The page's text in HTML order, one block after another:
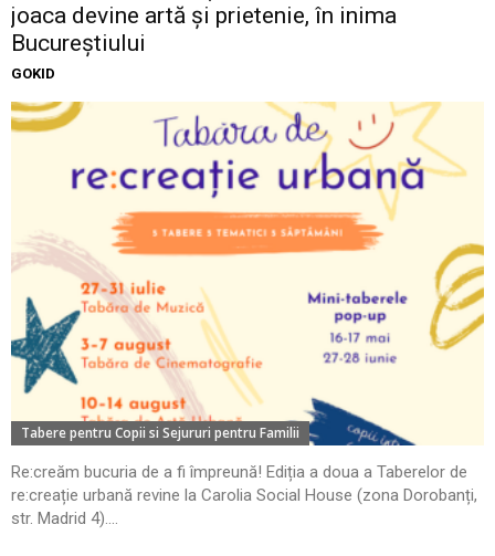
joaca devine artă și prietenie, în inima
Bucureștiului
GOKID
Tabere pentru Copii si Sejururi pentru Familii
Re:creăm bucuria de a fi împreună! Ediția a doua a Taberelor de
re:creație urbană revine la Carolia Social House (zona Dorobanți,
str. Madrid 4)....